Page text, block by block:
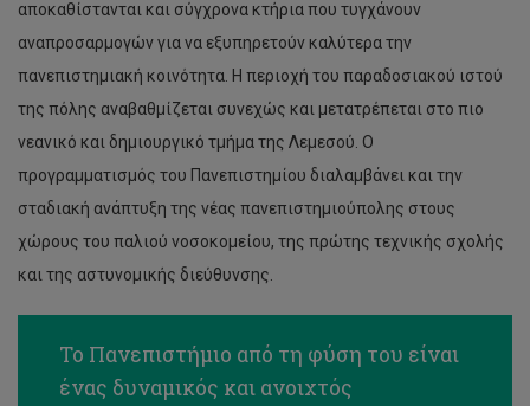
αποκαθίστανται και σύγχρονα κτήρια που τυγχάνουν
αναπροσαρμογών για να εξυπηρετούν καλύτερα την
πανεπιστημιακή κοινότητα. Η περιοχή του παραδοσιακού ιστού
της πόλης αναβαθμίζεται συνεχώς και μετατρέπεται στο πιο
νεανικό και δημιουργικό τμήμα της Λεμεσού. Ο
προγραμματισμός του Πανεπιστημίου διαλαμβάνει και την
σταδιακή ανάπτυξη της νέας πανεπιστημιούπολης στους
χώρους του παλιού νοσοκομείου, της πρώτης τεχνικής σχολής
και της αστυνομικής διεύθυνσης.
Το Πανεπιστήμιο από τη φύση του είναι
ένας δυναμικός και ανοιχτός